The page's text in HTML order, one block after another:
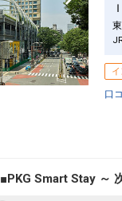
口
■PKG Smart Stay ～